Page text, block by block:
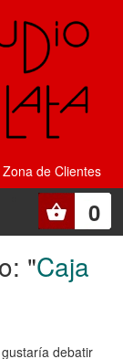
Zona de Clientes
0
"Caja
debatir